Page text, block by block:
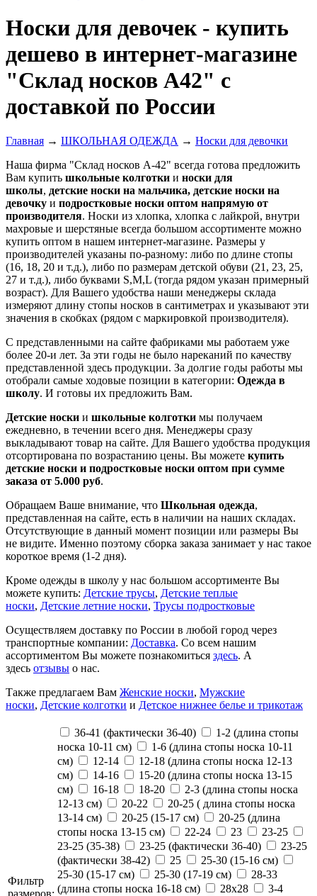
Носки для девочек - купить
дешево в интернет-магазине
"Склад носков А42" с
доставкой по России
Главная → ШКОЛЬНАЯ ОДЕЖДА → Носки для девочки
Наша фирма "Склад носков А-42" всегда готова предложить
Вам купить школьные колготки и носки для
школы, детские носки на мальчика, детские носки на
девочку и подростковые носки оптом напрямую от
производителя. Носки из хлопка, хлопка с лайкрой, внутри
махровые и шерстяные всегда большом ассортименте можно
купить оптом в нашем интернет-магазине. Размеры у
производителей указаны по-разному: либо по длине стопы
(16, 18, 20 и т.д.), либо по размерам детской обуви (21, 23, 25,
27 и т.д.), либо буквами S,M,L (тогда рядом указан примерный
возраст). Для Вашего удобства наши менеджеры склада
измеряют длину стопы носков в сантиметрах и указывают эти
значения в скобках (рядом с маркировкой производителя).
С представленными на сайте фабриками мы работаем уже
более 20-и лет. За эти годы не было нареканий по качеству
представленной здесь продукции. За долгие годы работы мы
отобрали самые ходовые позиции в категории: Одежда в
школу. И готовы их предложить Вам.
Детские носки и школьные колготки мы получаем
ежедневно, в течении всего дня. Менеджеры сразу
выкладывают товар на сайте. Для Вашего удобства продукция
отсортирована по возрастанию цены. Вы можете купить
детские носки и подростковые носки оптом при сумме
заказа от 5.000 руб.
Обращаем Ваше внимание, что Школьная одежда,
представленная на сайте, есть в наличии на наших складах.
Отсутствующие в данный момент позиции или размеры Вы
не видите. Именно поэтому сборка заказа занимает у нас такое
короткое время (1-2 дня).
Кроме одежды в школу у нас большом ассортименте Вы
можете купить: Детские трусы, Детские теплые
носки, Детские летние носки, Трусы подростковые
Осуществляем доставку по России в любой город через
транспортные компании: Доставка. Со всем нашим
ассортиментом Вы можете познакомиться здесь. А
здесь отзывы о нас.
Также предлагаем Вам Женские носки, Мужские
носки, Детские колготки и Детское нижнее белье и трикотаж
Фильтр
размеров:
36-41 (фактически 36-40)
1-2 (длина стопы
носка 10-11 см)
1-6 (длина стопы носка 10-11
см)
12-14
12-18 (длина стопы носка 12-13
см)
14-16
15-20 (длина стопы носка 13-15
см)
16-18 18-20
2-3 (длина стопы носка
12-13 см)
20-22
20-25 ( длина стопы носка
13-14 см)
20-25 (15-17 см)
20-25 (длина
стопы носка 13-15 см)
22-24 23
23-25
23-25 (35-38)
23-25 (фактически 36-40)
23-25
(фактически 38-42)
25
25-30 (15-16 см)
25-30 (15-17 см)
25-30 (17-19 см)
28-33
(длина стопы носка 16-18 см)
28х28
3-4